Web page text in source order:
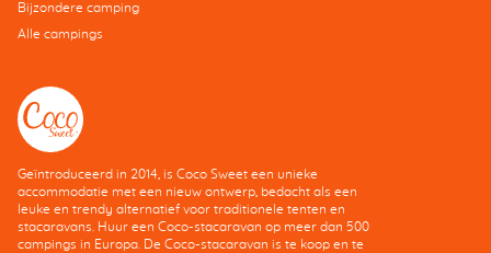
Bijzondere camping
Alle campings
Geïntroduceerd in 2014, is Coco Sweet een unieke
accommodatie met een nieuw ontwerp, bedacht als een
leuke en trendy alternatief voor traditionele tenten en
stacaravans. Huur een Coco-stacaravan op meer dan 500
campings in Europa. De Coco-stacaravan is te koop en te